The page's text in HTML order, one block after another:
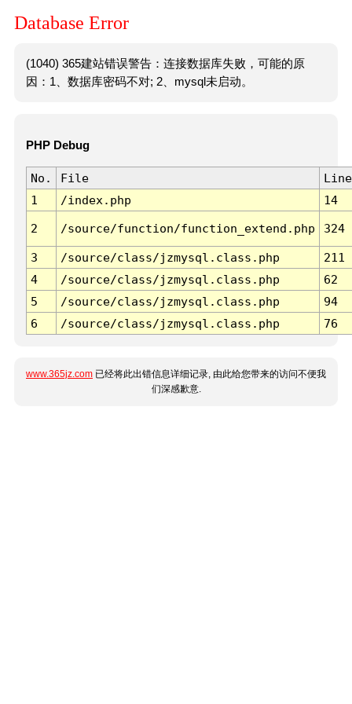
Database Error
(1040) 365建站错误警告：连接数据库失败，可能的原
因：1、数据库密码不对; 2、mysql未启动。
PHP Debug
No. File
Line
1
/index.php 14
2 /source/function/function_extend.php 324
3 /source/class/jzmysql.class.php
211
4
/source/class/jzmysql.class.php
62
5
/source/class/jzmysql.class.php
94
6
/source/class/jzmysql.class.php 76
www.365jz.com 已经将此出错信息详细记录, 由此给您带来的访问不便我
们深感歉意.